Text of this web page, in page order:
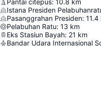
Pantai citepus: 10.8 km
Istana Presiden
Pasanggrahan Presiden: 11.4
Pelabuhan Ratu: 13 km
Eks Stasiun Bayah: 21 km
Bandar Udara Internasional